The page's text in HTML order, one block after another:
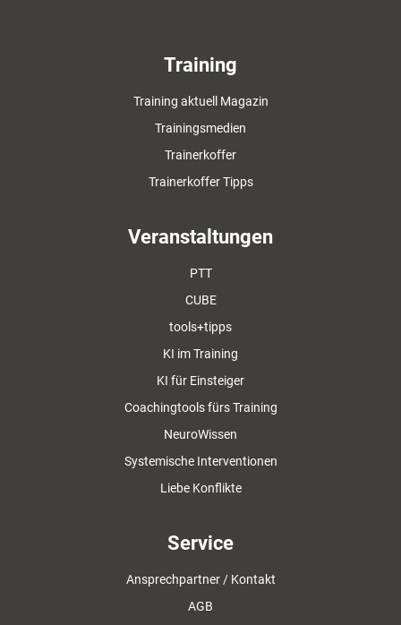
Training
Training aktuell Magazin
Trainingsmedien
Trainerkoffer
Trainerkoffer Tipps
Veranstaltungen
PTT
CUBE
tools+tipps
KI im Training
KI für Einsteiger
Coachingtools fürs Training
NeuroWissen
Systemische Interventionen
Liebe Konflikte
Service
Ansprechpartner / Kontakt
AGB